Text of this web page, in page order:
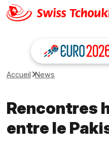
Accueil News
Rencontres
entre le